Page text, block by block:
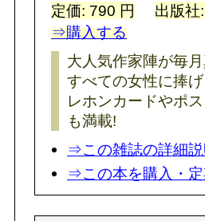
定価: 790 円
出版
⇒購入する
大人気作家陣が毎
すべての女性に捧
レホンカードやポ
も満載!
⇒この雑誌の詳細
⇒この本を購入・